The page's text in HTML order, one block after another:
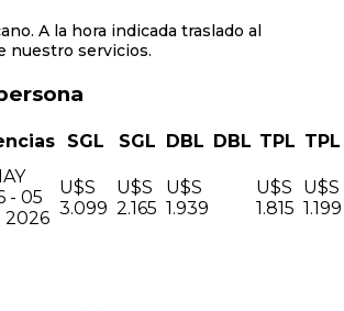
A la hora indicada traslado al
nuestro servicios.
SGL SGL DBL DBL TPL TPL
- 05
2026
U$S
3.099
U$S
2.165
U$S
1.939
U$S
1.815
U$S
1.199